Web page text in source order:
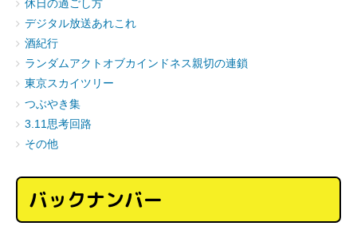
休日の過ごし方
デジタル放送あれこれ
酒紀行
ランダムアクトオブカインドネス親切の連鎖
東京スカイツリー
つぶやき集
3.11思考回路
その他
バックナンバー